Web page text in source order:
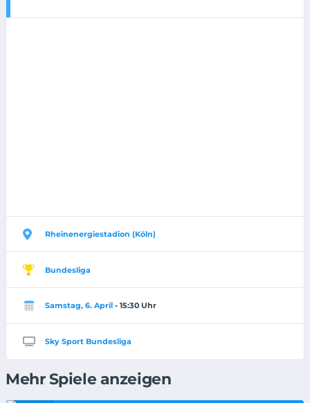
Rheinenergiestadion (Köln)
Bundesliga
Samstag, 6. April - 15:30 Uhr
Sky Sport Bundesliga
Mehr Spiele anzeigen